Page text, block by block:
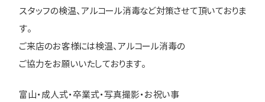
スタッフの検温、アルコール消毒など対策させて頂いておりま
す。
ご来店のお客様には検温、アルコール消毒の
ご協力をお願いいたしております。
富山・成人式・卒業式・写真撮影・お祝い事